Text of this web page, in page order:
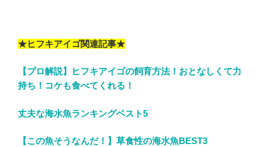
★ヒフキアイゴ関連記事★
【プロ解説】ヒフキアイゴの飼育方法！おとなしくて力
持ち！コケも食べてくれる！
丈夫な海水魚ランキングベスト5
【この魚そうなんだ！】草食性の海水魚BEST3